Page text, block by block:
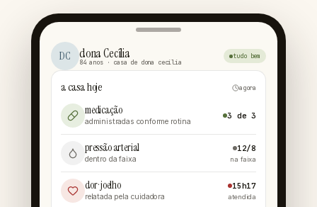
DC dona Cecília
84 anos · casa de dona cecília
tudo bem
a casa hoje agora
medicação
administradas conforme rotina
3 de 3
pressão arterial
dentro da faixa
12/8
na faixa
dor · joelho
relatada pela cuidadora
15h17
atendida